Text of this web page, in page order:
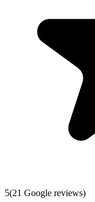
5(21 Google reviews)